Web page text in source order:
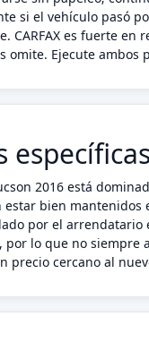
si el vehículo pasó
CARFAX es fuerte
omite. Ejecute
2016 está
estar bien
por el arrendatario
lo que no siempre
precio cercano al